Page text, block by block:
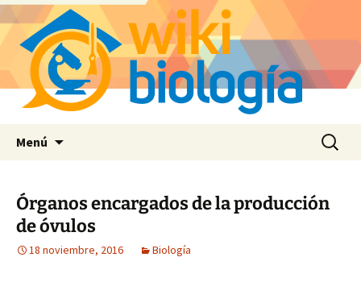
Menú Buscar:
Órganos encargados de la producción
de óvulos
18 noviembre, 2016 Biología